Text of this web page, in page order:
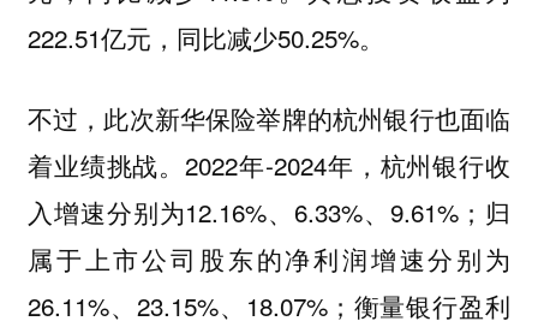
222.51亿元，同比减少50.25%。
不过，此次新华保险举牌的杭州银行也面临
着业绩挑战。2022年-2024年，杭州银行收
入增速分别为12.16%、6.33%、9.61%；归
属于上市公司股东的净利润增速分别为
26.11%、23.15%、18.07%；衡量银行盈利